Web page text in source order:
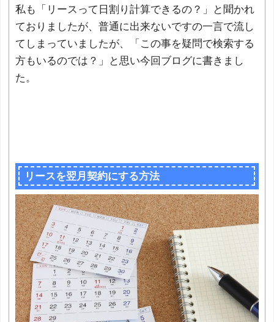
私も「リースって日割り計算できるの？」と聞かれ
ておりましたが、普通に出来ないですの一言で流し
てしまっていましたが、「この事を疑問で検索する
方もいるのでは？」と思い今回ブログに書きまし
た。
リースを翌月契約にする方法